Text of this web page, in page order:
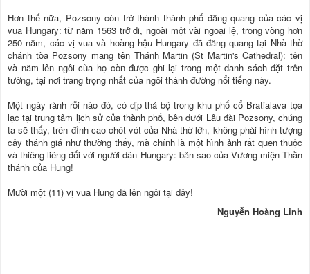
Hơn thế nữa, Pozsony còn trở thành thành phố đăng quang của các vị
vua Hungary: từ năm 1563 trở đi, ngoài một vài ngoại lệ, trong vòng hơn
250 năm, các vị vua và hoàng hậu Hungary đã đăng quang tại Nhà thờ
chánh tòa Pozsony mang tên Thánh Martin (St Martin's Cathedral): tên
và năm lên ngôi của họ còn được ghi lại trong một danh sách đặt trên
tường, tại nơi trang trọng nhất của ngôi thánh đường nổi tiếng này.
Một ngày rảnh rỗi nào đó, có dịp thả bộ trong khu phố cổ Bratialava tọa
lạc tại trung tâm lịch sử của thành phố, bên dưới Lâu đài Pozsony, chúng
ta sẽ thấy, trên đỉnh cao chót vót của Nhà thờ lớn, không phải hình tượng
cây thánh giá như thường thấy, mà chính là một hình ảnh rất quen thuộc
và thiêng liêng đối với người dân Hungary: bản sao của Vương miện Thần
thánh của Hung!
Mười một (11) vị vua Hung đã lên ngôi tại đây!
Nguyễn Hoàng Linh